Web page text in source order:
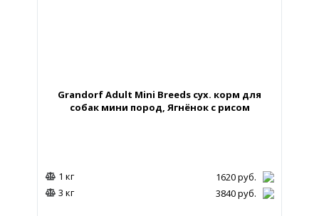
Grandorf Adult Mini Breeds сух. корм для
собак мини пород, Ягнёнок с рисом
1 кг 1620руб.
3 кг
3840руб.